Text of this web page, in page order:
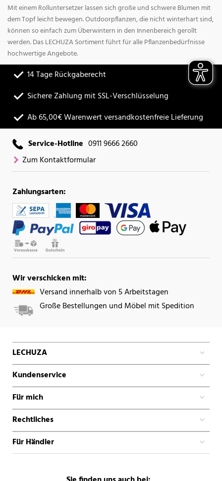
Mit einem Rolluntersetzer lassen sich große und schwere Blumen mit
dem Topf leicht bewegen. Outdoorpflanzen, die nicht winterhart sind,
können so einfach zum Überwintern in den Innenbereich gerollt
werden. Das LECHUZA Sortiment führt für alle Pflanzenbedürfnisse
hochwertige Angebote.
14 Tage Rückgaberecht
Sichere Zahlung mit SSL-Verschlüsselung
Ab 65,00€ Warenwert versandkostenfreie Lieferung
Service-Hotline 0911 9666 2660
Zum Kontaktformular
Zahlungsarten:
Wir verschicken mit:
Versand innerhalb von 5 Arbeitstagen
Große Bestellungen und Möbel mit Spedition
LECHUZA
Kundenservice
Für mich
Rechtliches
Für Händler